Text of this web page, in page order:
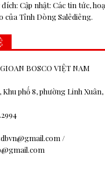
Cập nhật: Các tin tức,
của Tỉnh Dòng Salêdiêng.
BOSCO VIỆT NAM
Khu phố 8, phường Linh
/